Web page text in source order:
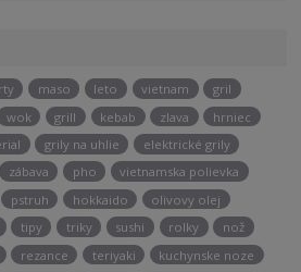
maso leto vietnam
gril
wok grill kebab zlava
hrniec
grily na uhlie
elektrické grily
zábava pho
vietnamska polievka
pstruh hokkaido
olivovy olej
tipy triky sushi rolky
nož
rezance teriyaki
kuchynske noze